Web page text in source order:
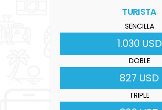
TURISTA
SENCILLA
1.030 USD
DOBLE
827 USD
TRIPLE